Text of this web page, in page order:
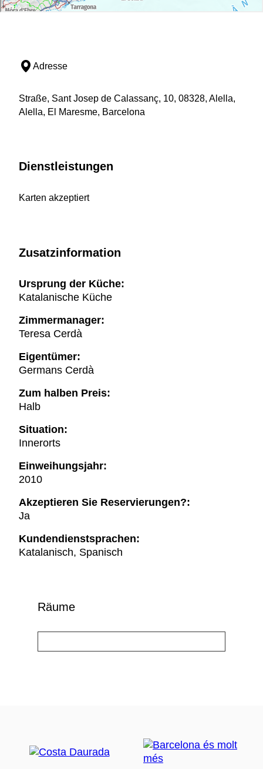
Adresse
Straße, Sant Josep de Calassanç, 10, 08328, Alella,
Alella, El Maresme, Barcelona
Dienstleistungen
Karten akzeptiert
Zusatzinformation
Ursprung der Küche:
Katalanische Küche
Zimmermanager:
Teresa Cerdà
Eigentümer:
Germans Cerdà
Zum halben Preis:
Halb
Situation:
Innerorts
Einweihungsjahr:
2010
Akzeptieren Sie Reservierungen?:
Ja
Kundendienstsprachen:
Katalanisch, Spanisch
Räume